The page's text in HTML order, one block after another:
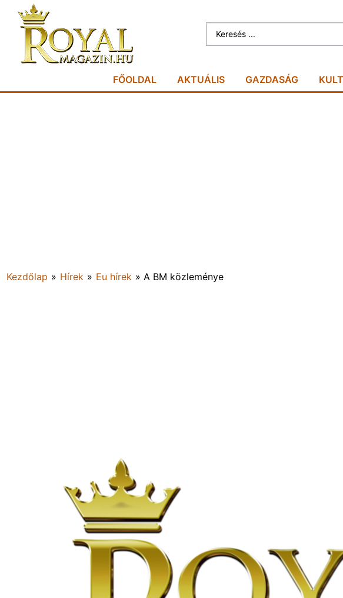
FŐOLDAL AKTUÁLIS GAZDASÁG
Kezdőlap » Hírek » Eu hírek » A BM közleménye